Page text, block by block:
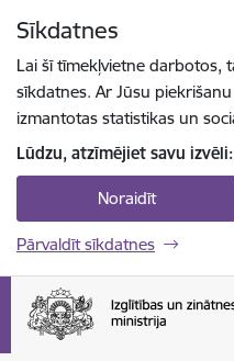
Sīkdatnes
Lai šī tīmekļvietne darbotos,
sīkdatnes. Ar Jūsu
izmantotas statistikas un
Lūdzu, atzīmējiet savu izvēli:
Noraidīt
Pārvaldīt sīkdatnes